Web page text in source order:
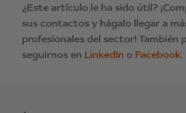
¿Este artículo le ha sido útil?
sus contactos y hágalo llegar a
profesionales del sector! También
seguirnos en LinkedIn o Facebook.